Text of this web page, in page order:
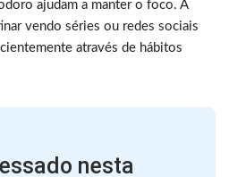
ajudam a manter o foco. A
vendo séries ou redes sociais
através de hábitos
nesta